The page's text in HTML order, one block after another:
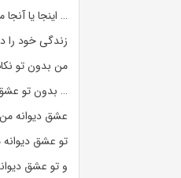
… اینجا یا
زندگی خود را
من بدون تو
… بدون تو
عشق دیوانه
تو عشق
و تو عشق